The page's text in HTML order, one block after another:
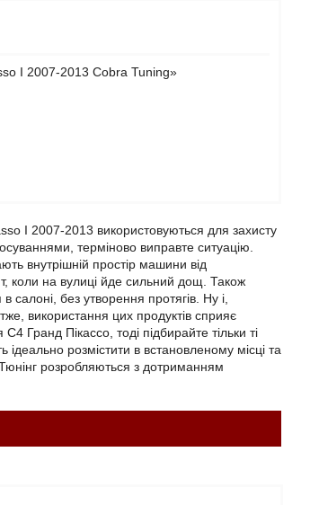
I 2007-2013 Cobra Tuning»
I 2007-2013 використовуються для захисту
терміново виправте ситуацію.
внутрішній простір машини від
коли на вулиці йде сильний дощ. Також
без утворення протягів. Ну і,
використання цих продуктів сприяє
Гранд Пікассо, тоді підбирайте тільки ті
розмістити в встановленому місці та
розробляються з дотриманням